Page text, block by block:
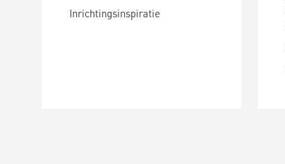
Inrichtingsinspiratie